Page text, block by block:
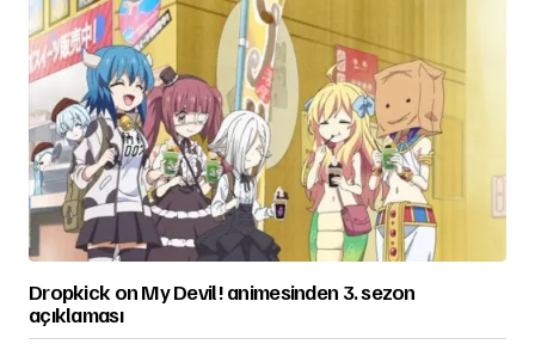
Dropkick on My Devil! animesinden 3. sezon
açıklaması